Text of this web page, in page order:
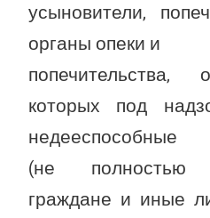
усыновители,
органы опеки и
попечительства,
которых под
недееспособные
(не полностью
граждане и иные